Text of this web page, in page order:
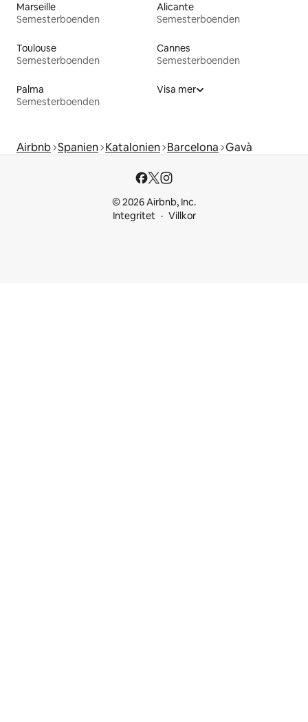
Marseille
Semesterboenden
Alicante
Semesterboenden
Toulouse
Semesterboenden
Cannes
Semesterboenden
Palma
Semesterboenden
Visa mer
Airbnb Spanien Katalonien Barcelona Gavà
© 2026 Airbnb, Inc.
Integritet
Villkor